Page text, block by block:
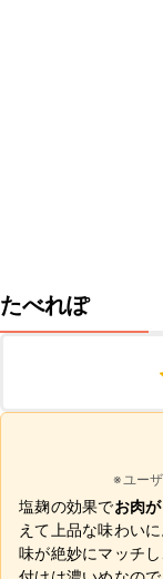
たべれぽ
※ユー
塩麹の効果でお肉
えて上品な味わい
味が絶妙にマッチし